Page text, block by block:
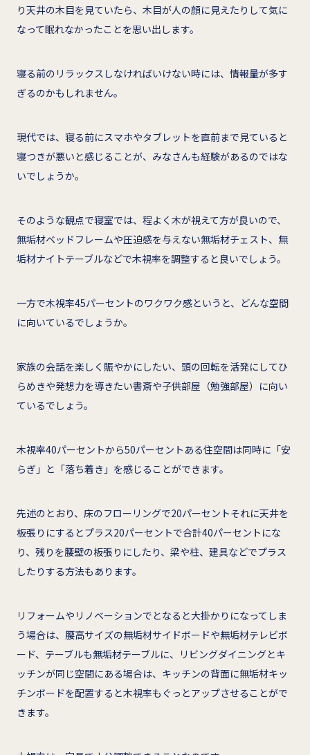
り天井の木目を見ていたら、木目が人の顔に見えたりして気に
なって眠れなかったことを思い出します。
寝る前のリラックスしなければいけない時には、情報量が多す
ぎるのかもしれません。
現代では、寝る前にスマホやタブレットを直前まで見ていると
寝つきが悪いと感じることが、みなさんも経験があるのではな
いでしょうか。
そのような観点で寝室では、程よく木が視えて方が良いので、
無垢材ベッドフレームや圧迫感を与えない無垢材チェスト、無
垢材ナイトテーブルなどで木視率を調整すると良いでしょう。
一方で木視率45パーセントのワクワク感というと、どんな空間
に向いているでしょうか。
家族の会話を楽しく賑やかにしたい、頭の回転を活発にしてひ
らめきや発想力を導きたい書斎や子供部屋（勉強部屋）に向い
ているでしょう。
木視率40パーセントから50パーセントある住空間は同時に「安
らぎ」と「落ち着き」を感じることができます。
先述のとおり、床のフローリングで20パーセントそれに天井を
板張りにするとプラス20パーセントで合計40パーセントにな
り、残りを腰壁の板張りにしたり、梁や柱、建具などでプラス
したりする方法もあります。
リフォームやリノベーションでとなると大掛かりになってしま
う場合は、腰高サイズの無垢材サイドボードや無垢材テレビボ
ード、テーブルも無垢材テーブルに、リビングダイニングとキ
ッチンが同じ空間にある場合は、キッチンの背面に無垢材キッ
チンボードを配置すると木視率もぐっとアップさせることがで
きます。